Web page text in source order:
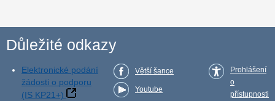
Důležité odkazy
Elektronické podání
žádosti o podporu
(IS KP21+)
Větší šance
Youtube
Prohlášení
o
přístupnosti